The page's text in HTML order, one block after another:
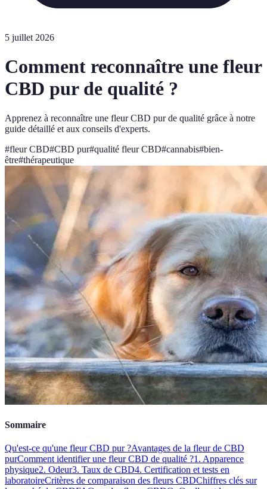
5 juillet 2026
Comment reconnaître une fleur
CBD pur de qualité ?
Apprenez à reconnaître une fleur CBD pur de qualité grâce à notre
guide détaillé et aux conseils d'experts.
#fleur CBD#CBD pur#qualité fleur CBD#cannabis#bien-
être#thérapeutique
Sommaire
Qu'est-ce qu'une fleur CBD pur ?Avantages de la fleur de CBD
purComment identifier une fleur CBD de qualité ?1. Apparence
physique2. Odeur3. Taux de CBD4. Certification et tests en
laboratoireCritères de comparaison des fleurs CBDChiffres clés sur